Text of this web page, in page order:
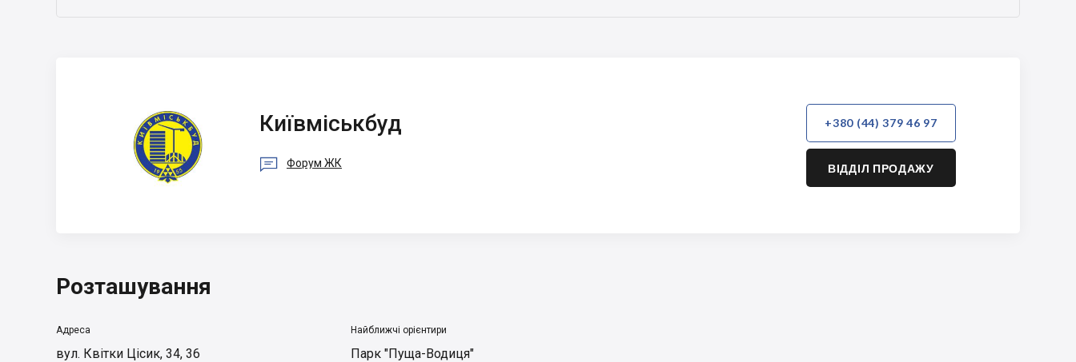
Київміськбуд
 Форум ЖК
+380 (44) 379 46 97
ВІДДІЛ ПРОДАЖУ
Розташування
Адреса
вул. Квітки Цісик, 34, 36
Найближчі орієнтири
Парк "Пуща-Водиця"